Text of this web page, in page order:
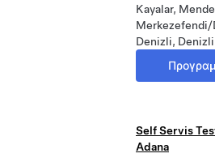
Kayalar,
Merkezefendi/
Denizli,
Self Servis
Adana